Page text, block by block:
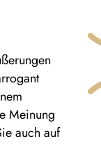
Meinung
auch auf